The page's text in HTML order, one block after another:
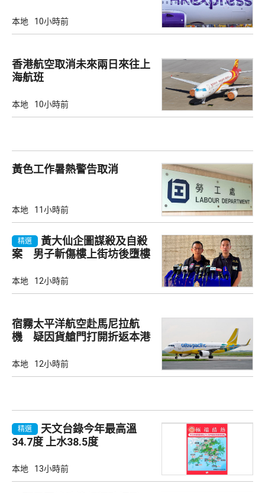
本地 10小時前
香港航空取消未來兩日來往上
海航班
本地 10小時前
黃色工作暑熱警告取消
本地 11小時前
精選
黃大仙企圖謀殺及自殺
案 男子斬傷樓上街坊後墮樓
本地 12小時前
宿霧太平洋航空赴馬尼拉航
機 疑因貨艙門打開折返本港
本地 12小時前
精選
天文台錄今年最高溫
34.7度 上水38.5度
本地 13小時前